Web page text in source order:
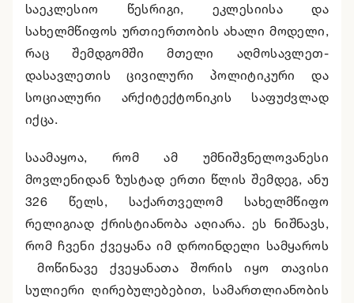
საეკლესიო წესრიგი, ეკლესიისა და
სახელმწიფოს ურთიერთობის ახალი მოდელი,
რაც შემდგომში მთელი აღმოსავლეთ-
დასავლეთის ცივილური პოლიტიკური და
სოციალური არქიტექტონიკის საფუძვლად
იქცა.
საამაყოა, რომ ამ უმნიშვნელოვანესი
მოვლენიდან ზუსტად ერთი წლის შემდეგ, ანუ
326 წელს, საქართველომ სახელმწიფო
რელიგიად ქრისტიანობა აღიარა. ეს ნიშნავს,
რომ ჩვენი ქვეყანა იმ დროინდელი სამყაროს
მოწინავე ქვეყანათა შორის იყო თავისი
სულიერი ღირებულებებით, სამართლიანობის